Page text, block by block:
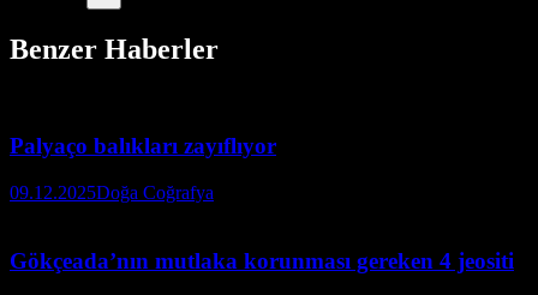
Benzer Haberler
Palyaço balıkları zayıflıyor
09.12.2025Doğa Coğrafya
Gökçeada’nın mutlaka korunması gereken 4 jeositi